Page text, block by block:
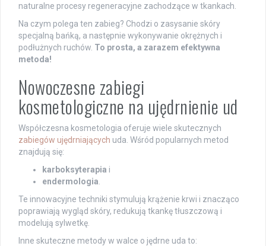
naturalne procesy regeneracyjne zachodzące w tkankach.
Na czym polega ten zabieg? Chodzi o zasysanie skóry
specjalną bańką, a następnie wykonywanie okrężnych i
podłużnych ruchów. To prosta, a zarazem efektywna
metoda!
Nowoczesne zabiegi
kosmetologiczne na ujędrnienie ud
Współczesna kosmetologia oferuje wiele skutecznych
zabiegów ujędrniających uda. Wśród popularnych metod
znajdują się:
karboksyterapia i
endermologia
Te innowacyjne techniki stymulują krążenie krwi i znacząco
poprawiają wygląd skóry, redukują tkankę tłuszczową i
modelują sylwetkę.
Inne skuteczne metody w walce o jędrne uda to: